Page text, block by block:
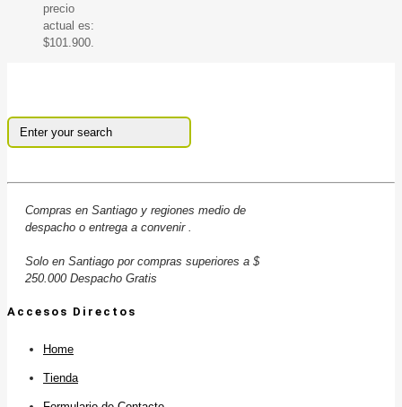
precio
actual es:
$101.900.
Compras en Santiago y regiones medio de
despacho o entrega a convenir .
Solo en Santiago por compras superiores a $
250.000 Despacho Gratis
Accesos Directos
Home
Tienda